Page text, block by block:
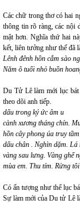
Các chữ trong thơ có hai
thông tin rõ ràng, các nội
mật hơn. Nghĩa thứ hai
kết, liên tưởng như thế đã
Lênh đênh hồn cắm sào
Năm ô tuổi nhỏ buồn
Du Tử Lê làm mới lục bát
theo dõi anh tiếp.
dấu trong ký ức âm u
cành xương tháng chín.
hồn cây phong úa truy tầm
dấu chân . Nghìn dặm.
vàng sau lưng. Vàng ghế
mùa em. Thu tím. Rừng
Có ấn tượng như thể lục
Sự làm mới của Du tử Lê